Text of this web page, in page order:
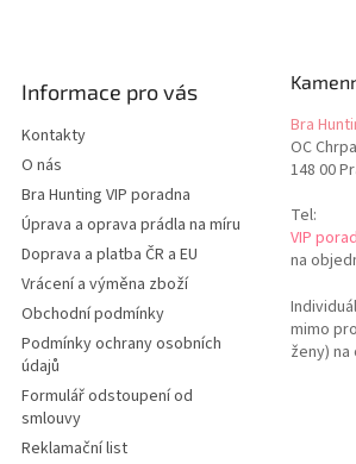
Informace pro vás
Kontakty
O nás
Bra Hunting VIP poradna
Úprava a oprava prádla na míru
Doprava a platba ČR a EU
Vrácení a výměna zboží
Obchodní podmínky
Podmínky ochrany osobních
údajů
Formulář odstoupení od
smlouvy
Reklamační list
Bra
OC
148 00
Tel:
VIP
na
mimo
ženy) na